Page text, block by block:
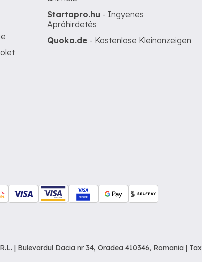
Startapro.hu - Ingyenes
Apróhirdetés
Quoka.de - Kostenlose Kleinanzeigen
| Bulevardul Dacia nr 34, Oradea 410346, Romania |